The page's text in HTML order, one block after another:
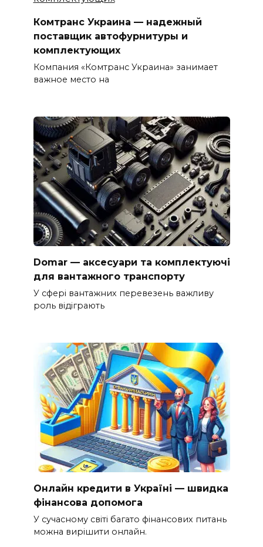
Комтранс Украина — надежный
поставщик автофурнитуры и
комплектующих
Компания «Комтранс Украина» занимает
важное место на
Domar — аксесуари та комплектуючі
для вантажного транспорту
У сфері вантажних перевезень важливу
роль відіграють
Онлайн кредити в Україні — швидка
фінансова допомога
У сучасному світі багато фінансових питань
можна вирішити онлайн.